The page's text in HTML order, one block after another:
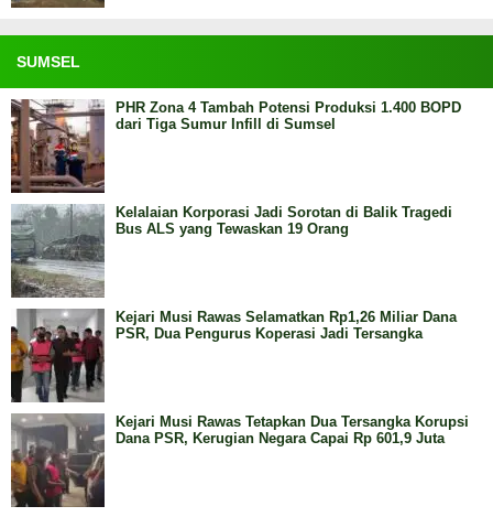
SUMSEL
PHR Zona 4 Tambah Potensi Produksi 1.400 BOPD
dari Tiga Sumur Infill di Sumsel
Kelalaian Korporasi Jadi Sorotan di Balik Tragedi
Bus ALS yang Tewaskan 19 Orang
Kejari Musi Rawas Selamatkan Rp1,26 Miliar Dana
PSR, Dua Pengurus Koperasi Jadi Tersangka
Kejari Musi Rawas Tetapkan Dua Tersangka Korupsi
Dana PSR, Kerugian Negara Capai Rp 601,9 Juta